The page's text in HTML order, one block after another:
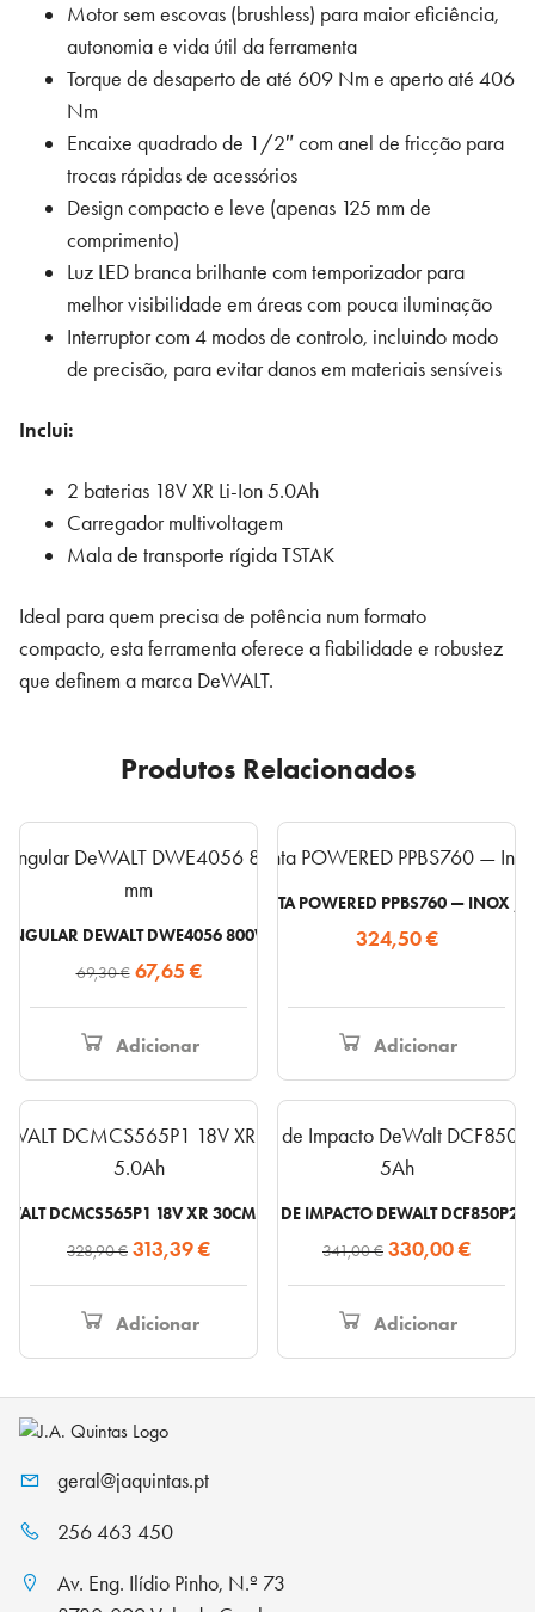
Motor sem escovas (brushless) para maior eficiência,
autonomia e vida útil da ferramenta
Torque de desaperto de até 609 Nm e aperto até 406
Nm
Encaixe quadrado de 1/2″ com anel de fricção para
trocas rápidas de acessórios
Design compacto e leve (apenas 125 mm de
comprimento)
Luz LED branca brilhante com temporizador para
melhor visibilidade em áreas com pouca iluminação
Interruptor com 4 modos de controlo, incluindo modo
de precisão, para evitar danos em materiais sensíveis
Inclui:
2 baterias 18V XR Li-Ion 5.0Ah
Carregador multivoltagem
Mala de transporte rígida TSTAK
Ideal para quem precisa de potência num formato
compacto, esta ferramenta oferece a fiabilidade e robustez
que definem a marca DeWALT.
Produtos Relacionados
DEWALT DWE4056 800W – DISCO 115 MM
69,30€ O
preço
original
69,30 €.
67,65€O
preço
67,65 €.
Adicionar
POLIDORA DE CINTA POWERED PPBS760 — INOX /
324,50€
Adicionar
DCMCS565P1 18V XR 30CM COM BATERIA 5.0AH
328,90€ O
preço
original
313,39€O
preço
Adicionar
APARAFUSADORA DE IMPACTO DEWALT
341,00€ O
preço
original
330,00€O
preço
Adicionar
geral@jaquintas.pt
256 463 450
Av. Eng. Ilídio Pinho, N.º 73